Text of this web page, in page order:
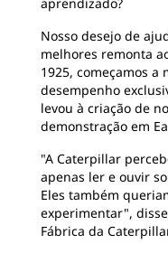
aprendizado?
Nosso desejo de
melhores remonta
1925, começamos
desempenho
levou à criação de
demonstração em
"A Caterpillar
apenas ler e ouvir
Eles também
experimentar",
Fábrica da